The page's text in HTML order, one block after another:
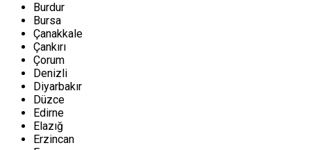
Burdur
Bursa
Çanakkale
Çankırı
Çorum
Denizli
Diyarbakır
Düzce
Edirne
Elazığ
Erzincan